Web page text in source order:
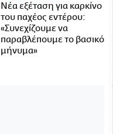
Νέα εξέταση για καρκίνο
του παχέος εντέρου:
«Συνεχίζουμε να
παραβλέπουμε το βασικό
μήνυμα»